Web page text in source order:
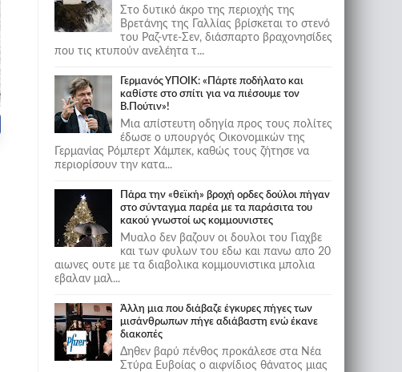
Στο δυτικό άκρο της περιοχής της
Βρετάνης της Γαλλίας βρίσκεται το στενό
του Ραζ-ντε-Σεν, διάσπαρτο βραχονησίδες
που τις κτυπούν ανελέητα τ...
Γερμανός ΥΠΟΙΚ: «Πάρτε ποδήλατο και
καθίστε στο σπίτι για να πιέσουμε τον
Β.Πούτιν»!
Μια απίστευτη οδηγία προς τους πολίτες
έδωσε ο υπουργός Οικονομικών της
Γερμανίας Ρόμπερτ Χάμπεκ, καθώς τους ζήτησε να
περιορίσουν την κατα...
Πάρα την «θεϊκή» βροχή ορδες δούλοι πήγαν
στο σύνταγμα παρέα με τα παράσιτα του
κακού γνωστοί ως κομμουνιστες
Μυαλο δεν βαζουν οι δουλοι του Γιαχβε
και των φυλων του εδω και πανω απο 20
αιωνες ουτε με τα διαβολικα κομμουνιστικα μπολια
εβαλαν μαλ...
Άλλη μια που διάβαζε έγκυρες πήγες των
μισάνθρωπων πήγε αδιάβαστη ενώ έκανε
διακοπές
Δηθεν βαρύ πένθος προκάλεσε στα Νέα
Στύρα Ευβοίας ο αιφνίδιος θάνατος μιας